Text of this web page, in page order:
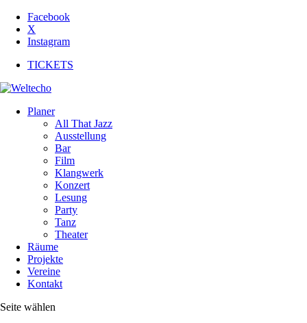
Facebook
X
Instagram
TICKETS
Planer
All That Jazz
Ausstellung
Bar
Film
Klangwerk
Konzert
Lesung
Party
Tanz
Theater
Räume
Projekte
Vereine
Kontakt
Seite wählen